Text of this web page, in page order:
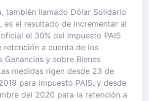
también llamado Dólar Solidario
es el resultado de incrementar al
el 30% del impuesto PAIS
retención a cuenta de los
Ganancias y sobre Bienes
medidas rigen desde 23 de
para impuesto PAIS, y desde
del 2020 para la retención a